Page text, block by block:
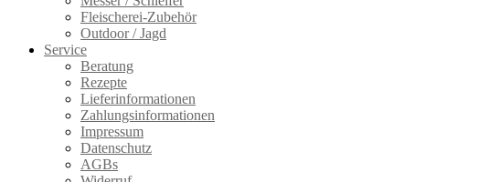
Fleischerei-Zubehör
Outdoor / Jagd
Service
Beratung
Rezepte
Lieferinformationen
Zahlungsinformationen
Impressum
Datenschutz
AGBs